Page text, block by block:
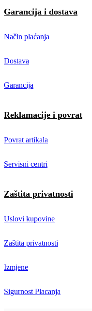
Garancija i dostava
Način plaćanja
Dostava
Garancija
Reklamacije i povrat
Povrat artikala
Servisni centri
Zaštita privatnosti
Uslovi kupovine
Zaštita privatnosti
Izmjene
Sigurnost Placanja